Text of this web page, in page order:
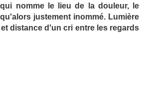
nomme le lieu de la douleur, le
justement inommé. Lumière
distance d'un cri entre les regards